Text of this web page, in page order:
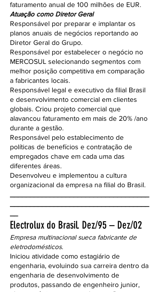
faturamento anual de 100 milhões de EUR.
Atuação como Diretor Geral
Responsável por preparar e implantar os
planos anuais de negócios reportando ao
Diretor Geral do Grupo.
Responsável por estabelecer o negócio no
MERCOSUL selecionando segmentos com
melhor posição competitiva em comparação
a fabricantes locais.
Responsável legal e executivo da filial Brasil
e desenvolvimento comercial em clientes
globais. Criou projeto comercial que
alavancou faturamento em mais de 20% /ano
durante a gestão.
Responsável pelo establecimento de
políticas de benefícios e contratação de
empregados chave em cada uma das
diferentes áreas.
Desenvolveu e implementou a cultura
organizacional da empresa na filial do Brasil.
Electrolux do Brasil. Dez/95 – Dez/02
Empresa multinacional sueca fabricante de
eletrodomésticos.
Iniciou atividade como estagiário de
engenharia, evoluindo sua carreira dentro da
engenharia de desenvolvimento de
produtos, passando de engenheiro junior,